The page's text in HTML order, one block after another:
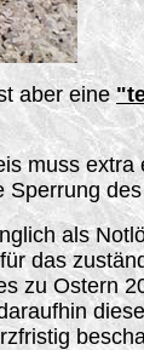
aber eine
muss
als
das
zu Ostern